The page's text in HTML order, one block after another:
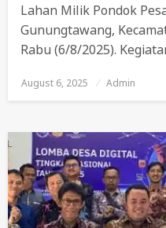
Lahan Milik Pondok
Gunungtawang,
Rabu (6/8/2025).
Posted
On
August 6, 2025 Admin